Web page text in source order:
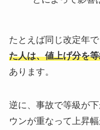
たとえば同じ改定年で
た人は、値上げ分を
あります。
逆に、事故で等級が
ウンが重なって上昇